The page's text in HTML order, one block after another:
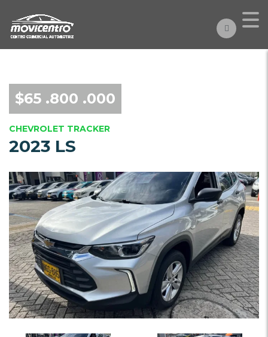
$65 .800 .000
CHEVROLET TRACKER
2023 LS